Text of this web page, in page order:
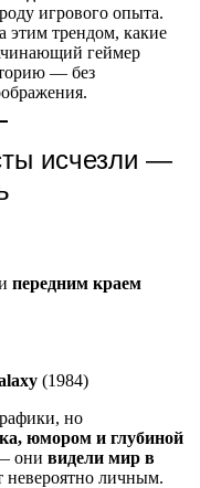
игрового опыта.
этим трендом, какие
геймер
— без
исчезли —
передним краем
(1984)
но
юмором и глубиной
они видели мир в
невероятно личным.